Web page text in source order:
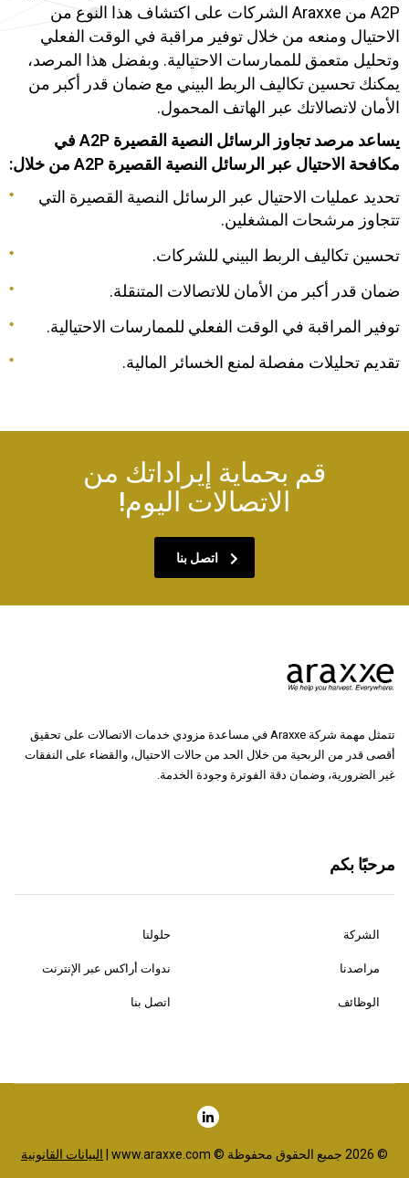
A2P من Araxxe الشركات على اكتشاف هذا النوع من
الاحتيال ومنعه من خلال توفير مراقبة في الوقت الفعلي
وتحليل متعمق للممارسات الاحتيالية. وبفضل هذا المرصد،
يمكنك تحسين تكاليف الربط البيني مع ضمان قدر أكبر من
الأمان لاتصالاتك عبر الهاتف المحمول.
يساعد مرصد تجاوز الرسائل النصية القصيرة A2P في
مكافحة الاحتيال عبر الرسائل النصية القصيرة A2P من خلال:
تحديد عمليات الاحتيال عبر الرسائل النصية القصيرة التي
تتجاوز مرشحات المشغلين.
تحسين تكاليف الربط البيني للشركات.
ضمان قدر أكبر من الأمان للاتصالات المتنقلة.
توفير المراقبة في الوقت الفعلي للممارسات الاحتيالية.
تقديم تحليلات مفصلة لمنع الخسائر المالية.
قم بحماية إيراداتك من
الاتصالات اليوم!
اتصل بنا
تتمثل مهمة شركة Araxxe في مساعدة مزودي خدمات الاتصالات على تحقيق
أقصى قدر من الربحية من خلال الحد من حالات الاحتيال، والقضاء على النفقات
غير الضرورية، وضمان دقة الفوترة وجودة الخدمة.
مرحبًا بكم
الشركة حلولنا
مراصدنا ندوات أراكس عبر الإنترنت
الوظائف اتصل بنا
© 2026 جميع الحقوق محفوظة © www.araxxe.com | البيانات القانونية